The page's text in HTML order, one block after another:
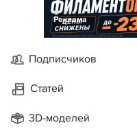
Реклама
Подписчиков
Статей
3D-моделей